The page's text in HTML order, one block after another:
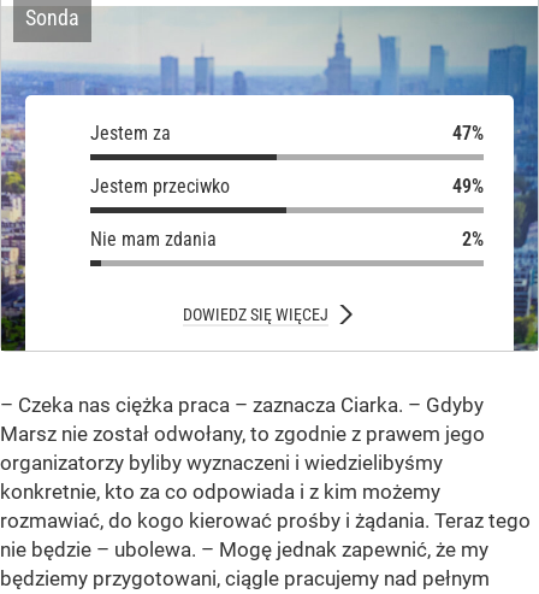
Jestem za
Jestem przeciwko
Sonda
Jestem za
Jestem przeciwko
Nie mam zdania
DOWIEDZ SIĘ WIĘCEJ
– Czeka nas ciężka praca – zaznacza Ciarka. – Gdyby
Marsz nie został odwołany, to zgodnie z prawem jego
organizatorzy byliby wyznaczeni i wiedzielibyśmy
konkretnie, kto za co odpowiada i z kim możemy
rozmawiać, do kogo kierować prośby i żądania. Teraz tego
nie będzie – ubolewa. – Mogę jednak zapewnić, że my
będziemy przygotowani, ciągle pracujemy nad pełnym